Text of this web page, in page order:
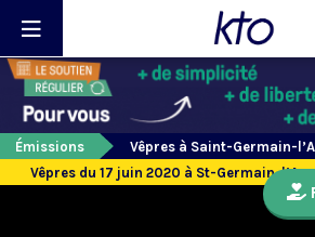
Émissions
Vêpres à Saint-Germain-
Vêpres du 17 juin 2020 à St-Germain-